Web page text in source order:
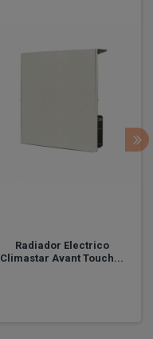
Radiador Electrico
Climastar Avant Touch...